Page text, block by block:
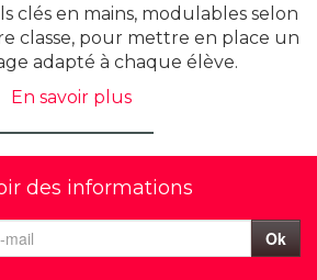
clés en mains, modulables selon
classe, pour mettre en place un
adapté à chaque élève.
En savoir plus
des informations
Ok